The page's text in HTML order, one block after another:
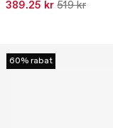
389.25 kr 519 kr
60% rabat